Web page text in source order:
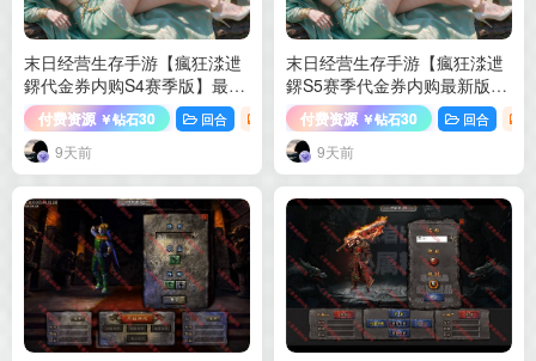
末日经营生存手游【瘋狂渁迣
鎅代金券内购S4赛季版】最新
整理Linux手工服务端+服务端
源码+加解密工具+管理后台
+CDK授权后台+安卓客户端
+详细搭建教程+视频教程
付费资源 ￥钻石30 回合 手游源码
9天前
末日经营生存手游【瘋狂渁迣
鎅S5赛季代金券内购最新版】
最新整理Linux手工端+管理后
台+CDK授权后台+安卓苹果双
端+详细搭建教程+视频教程
付费资源 ￥钻石30 回合
9天前